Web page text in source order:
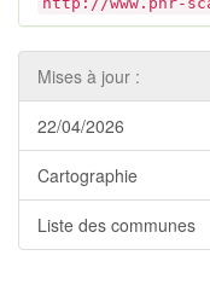
Mises à jour :
22/04/2026
Cartographie
Liste des communes